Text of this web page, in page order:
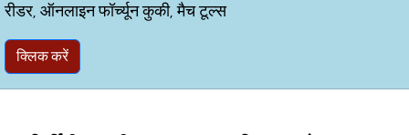
रीडर, ऑनलाइन फॉर्च्यून कुकी, मैच टूल्स
क्लिक करें